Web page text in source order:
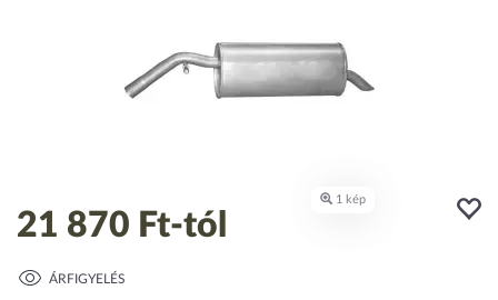
21 870 Ft-tól
ÁRFIGYELÉS